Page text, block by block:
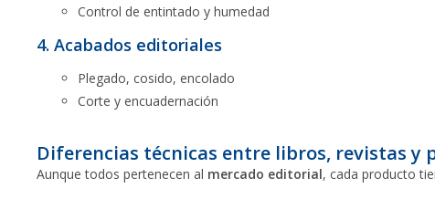
Control de entintado y humedad
4. Acabados editoriales
Plegado, cosido, encolado
Corte y encuadernación
Diferencias técnicas entre libros, revistas y
Aunque todos pertenecen al mercado editorial, cada producto